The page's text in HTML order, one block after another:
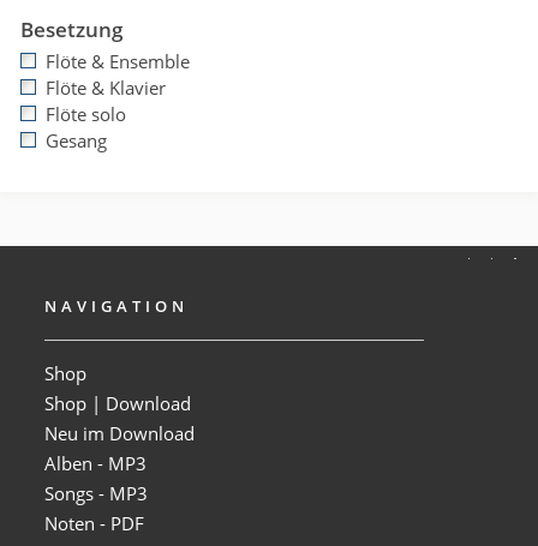
Besetzung
Flöte & Ensemble
Flöte & Klavier
Flöte solo
Gesang
NAVIGATION
Shop
Shop | Download
Neu im Download
Alben - MP3
Songs - MP3
Noten - PDF